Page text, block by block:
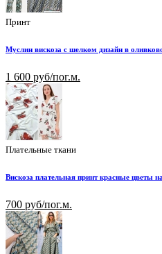
Принт
Муслин вискоза с шелком дизайн в
1 600 руб/пог.м.
Плательные ткани
Вискоза плательная принт красные цветы
700 руб/пог.м.